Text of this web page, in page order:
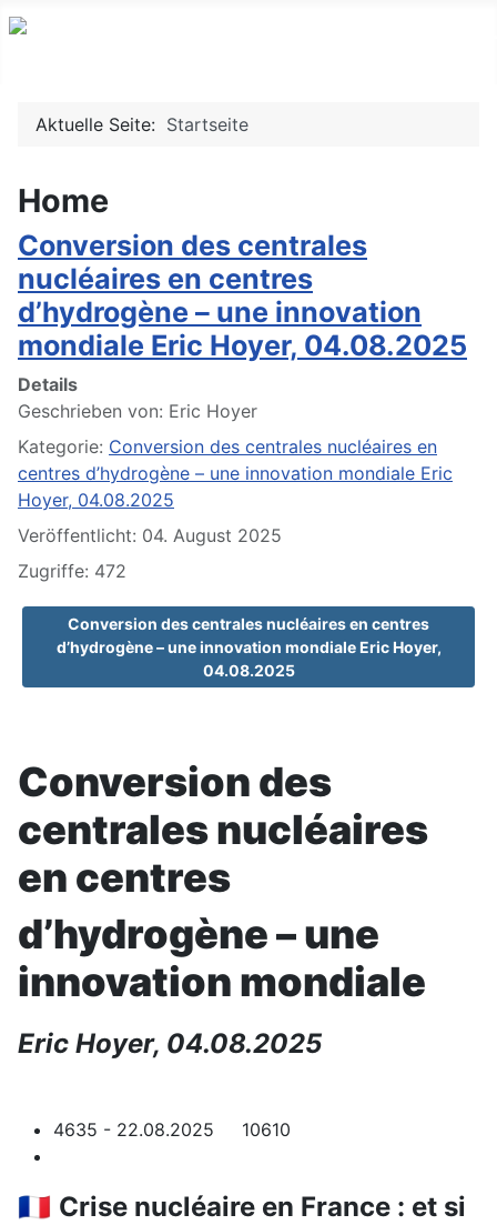
Aktuelle Seite: Startseite
Home
Conversion des centrales
nucléaires en centres
d’hydrogène – une innovation
mondiale Eric Hoyer, 04.08.2025
Details
Geschrieben von: Eric Hoyer
Kategorie: Conversion des centrales nucléaires en
centres d’hydrogène – une innovation mondiale Eric
Hoyer, 04.08.2025
Veröffentlicht: 04. August 2025
Zugriffe: 472
Conversion des centrales nucléaires en centres
d’hydrogène – une innovation mondiale Eric Hoyer,
04.08.2025
Conversion des
centrales nucléaires
en centres
d’hydrogène – une
innovation mondiale
Eric Hoyer, 04.08.2025
4635 - 22.08.2025 10610
🇫🇷 Crise nucléaire en France : et si